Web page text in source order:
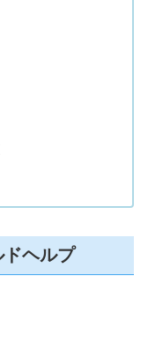
ヘルプ